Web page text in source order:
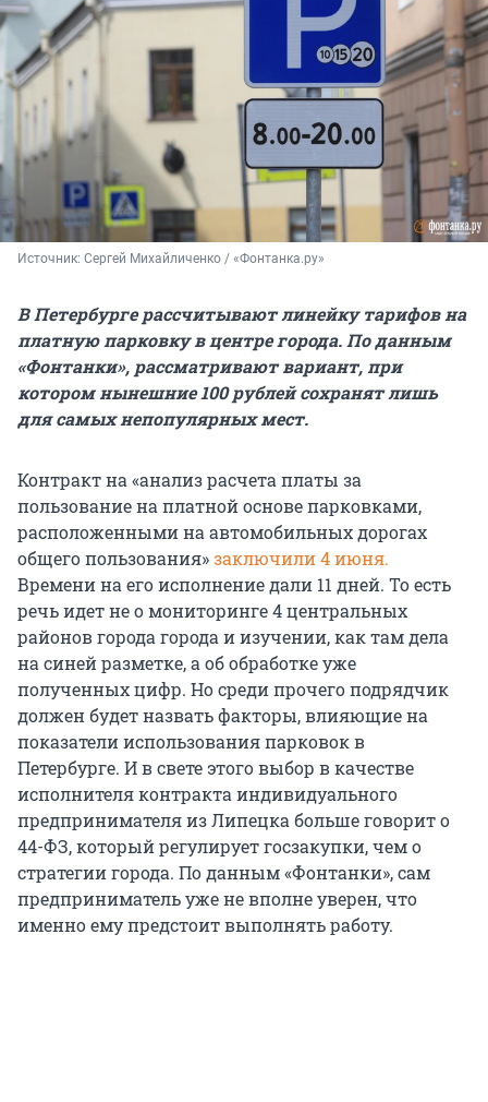
Источник: Сергей Михайличенко / «Фонтанка.ру»
В Петербурге рассчитывают линейку тарифов на
платную парковку в центре города. По данным
«Фонтанки», рассматривают вариант, при
котором нынешние 100 рублей сохранят лишь
для самых непопулярных мест.
Контракт на «анализ расчета платы за
пользование на платной основе парковками,
расположенными на автомобильных дорогах
общего пользования»заключили 4 июня.
Времени на его исполнение дали 11 дней. То есть
речь идет не о мониторинге 4 центральных
районов города города и изучении, как там дела
на синей разметке, а об обработке уже
полученных цифр. Но среди прочего подрядчик
должен будет назвать факторы, влияющие на
показатели использования парковок в
Петербурге. И в свете этого выбор в качестве
исполнителя контракта индивидуального
предпринимателя из Липецка больше говорит о
44-ФЗ, который регулирует госзакупки, чем о
стратегии города. По данным «Фонтанки», сам
предприниматель уже не вполне уверен, что
именно ему предстоит выполнять работу.